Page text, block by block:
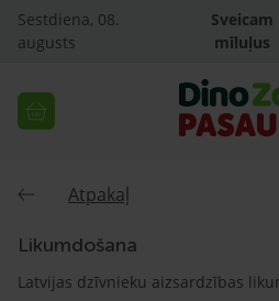
Sestdiena, 08.
augusts
Sveicam
mīluļus
Atpakaļ
Likumdošana
Latvijas dzīvnieku aizsardzības